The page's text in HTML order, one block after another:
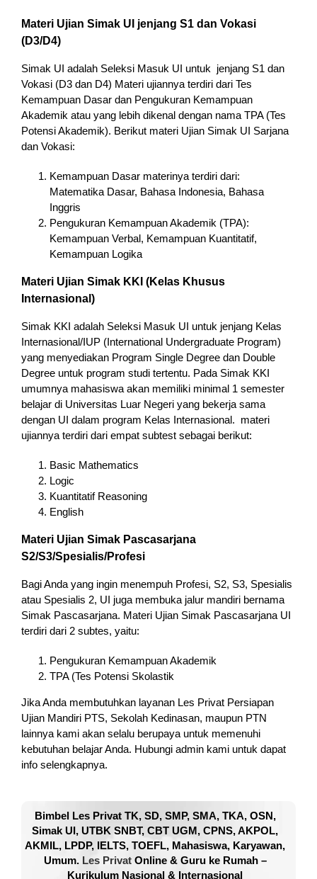
Materi Ujian Simak UI jenjang S1 dan Vokasi
(D3/D4)
Simak UI adalah Seleksi Masuk UI untuk jenjang S1 dan
Vokasi (D3 dan D4) Materi ujiannya terdiri dari Tes
Kemampuan Dasar dan Pengukuran Kemampuan
Akademik atau yang lebih dikenal dengan nama TPA (Tes
Potensi Akademik). Berikut materi Ujian Simak UI Sarjana
dan Vokasi:
Kemampuan Dasar materinya terdiri dari:
Matematika Dasar, Bahasa Indonesia, Bahasa
Inggris
Pengukuran Kemampuan Akademik (TPA):
Kemampuan Verbal, Kemampuan Kuantitatif,
Kemampuan Logika
Materi Ujian Simak KKI (Kelas Khusus
Internasional)
Simak KKI adalah Seleksi Masuk UI untuk jenjang Kelas
Internasional/IUP (International Undergraduate Program)
yang menyediakan Program Single Degree dan Double
Degree untuk program studi tertentu. Pada Simak KKI
umumnya mahasiswa akan memiliki minimal 1 semester
belajar di Universitas Luar Negeri yang bekerja sama
dengan UI dalam program Kelas Internasional. materi
ujiannya terdiri dari empat subtest sebagai berikut:
Basic Mathematics
Logic
Kuantitatif Reasoning
English
Materi Ujian Simak Pascasarjana
S2/S3/Spesialis/Profesi
Bagi Anda yang ingin menempuh Profesi, S2, S3, Spesialis
atau Spesialis 2, UI juga membuka jalur mandiri bernama
Simak Pascasarjana. Materi Ujian Simak Pascasarjana UI
terdiri dari 2 subtes, yaitu:
Pengukuran Kemampuan Akademik
TPA (Tes Potensi Skolastik
Jika Anda membutuhkan layanan Les Privat Persiapan
Ujian Mandiri PTS, Sekolah Kedinasan, maupun PTN
lainnya kami akan selalu berupaya untuk memenuhi
kebutuhan belajar Anda. Hubungi admin kami untuk dapat
info selengkapnya.
Bimbel Les Privat TK, SD, SMP, SMA, TKA, OSN,
Simak UI, UTBK SNBT, CBT UGM, CPNS, AKPOL,
AKMIL, LPDP, IELTS, TOEFL, Mahasiswa, Karyawan,
Umum. Les PrivatOnline & Guru ke Rumah –
Kurikulum Nasional & Internasional